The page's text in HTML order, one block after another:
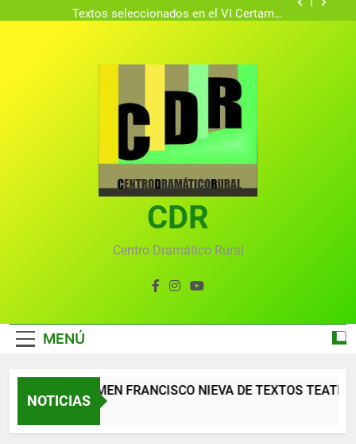
Francisco Nieva de piezas breves teatrales
Gala del Centro Dramático Rural 2025
Gala 2024 en el Centro Dramático Rural el 20 de
Textos seleccionados en el VI Certamen
Francisco Nieva de piezas breves teatrales
convocado por el Centro Dramático Rural de Mira
(Cuenca)
Gala anual virtual del Centro Dramático Rural de
CDR
Centro Dramático Rural
MENÚ
NOTICIAS
XII CERTAMEN FRANCISCO NIEVA DE TEXTOS
2 Meses Atrás